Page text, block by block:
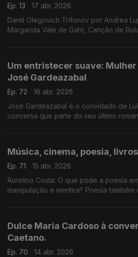
Ep. 13
17 abr. 2026
Daniil Olegovich Trifonov por Andrea
Margarida Vale de Gato, Canção de
Um entristecer suave: Mulher
José Gardeazabal
Ep. 72
16 abr. 2026
José Gardeazabal é o convidado de
conversa que parte do seu último
Música, cinema, poesia,
Ep. 71
15 abr. 2026
Aurelino Costa: O que pode a poesia
manipulação e mentira? Poesia
Dulce Maria Cardoso à
Caetano.
Ep. 70
14 abr. 2026